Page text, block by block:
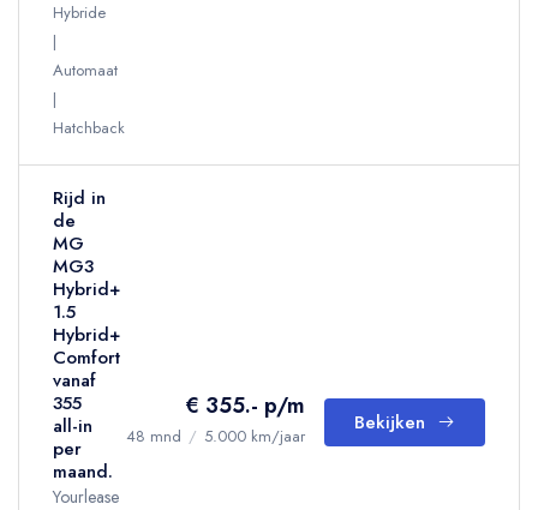
Hybride
Automaat
Hatchback
Rijd in
de
MG
MG3
Hybrid+
1.5
Hybrid+
Comfort
vanaf
355
all-in
per
maand.
Yourlease
€ 355.- p/m
48 mnd / 5.000 km/jaar
Bekijken